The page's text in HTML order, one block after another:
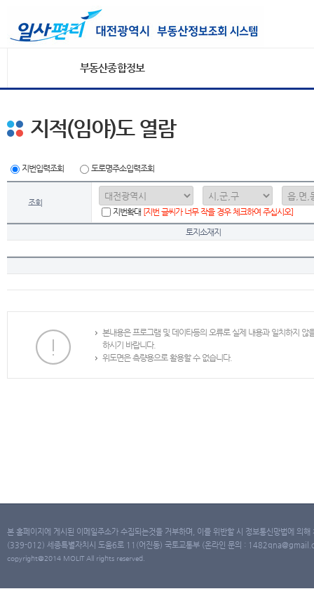
부동산종합정보
지적(임야)도 열람
지번입력조회 도로명주소입력조회
조회
지번확대 [지번 글씨가 너무 작을 경우 체크하여 주십시오]
토지소재지
본내용은 프로그램 및 데이타등의 오류로 실제 내용과 일치하지
하시기 바랍니다.
위도면은 측량용으로 활용할 수 없습니다.
본 홈페이지에 게시된 이메일주소가 수집되는것을 거부하며, 이를 위반할 시 정보통신망법에 의
(339-012) 세종특별자치시 도움6로 11(어진동) 국토교통부 (온라인 문의 :
copyright@2014 MOLIT All rights reserved.